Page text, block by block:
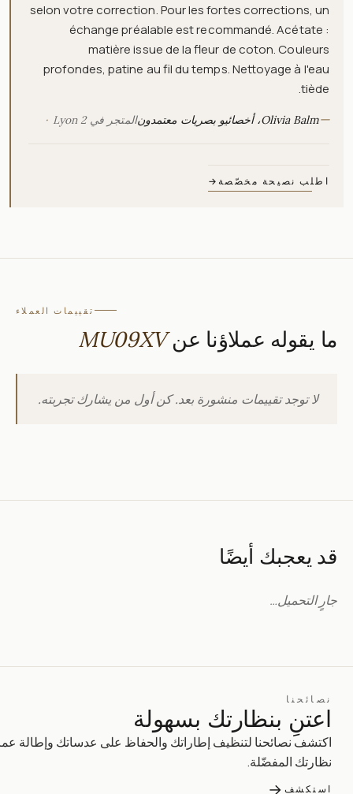
selon votre correction. Pour les fortes corrections, un
échange préalable est recommandé. Acétate :
matière issue de la fleur de coton. Couleurs
profondes, patine au fil du temps. Nettoyage à l'eau
tiède.
—Olivia Balm، أخصائيو بصريات معتمدون المتجر في Lyon 2
اطلب نصيحة مخصّصة →
تقييمات العملاء
ما يقوله عملاؤنا عنMU09XV
لا توجد تقييمات منشورة بعد. كن أول من يشارك تجربته.
قد يعجبك أيضًا
جارٍ التحميل…
نصائحنا
اعتنِ بنظارتك بسهولة
اكتشف نصائحنا لتنظيف إطاراتك والحفاظ على عدساتك وإطالة
نظارتك المفضّلة.
استكشف →